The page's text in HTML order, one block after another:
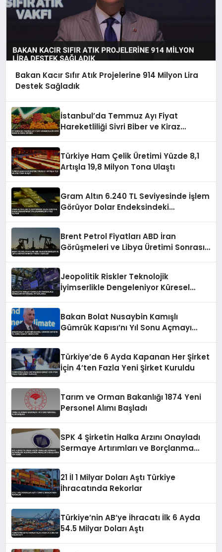
Bakan Kacır Sıfır Atık Projelerine 914 Milyon Lira
Destek Sağladık
İstanbul’da Temmuz Ayı Fiyat
Hareketliliği Sivri Biber ve Kiraz
Türkiye Ham Çelik Üretimi Yüzde 8,1
Artışla 19,8 Milyon Tona Ulaştı
Gram Altın 6.240 TL Seviyesinde İşlem
Görüyor Dolar Endeksindeki
Brent Petrol Fiyatları ABD İran
Görüşmeleri ve Libya Üretimi Sonrası
Jeopolitik Riskler Teknolojik
İyimserlikle Dengeleniyor Küresel
Bakan Bolat Nusaybin Kamışlı
Gümrük Kapısı’nı Yıl Sonu Açmayı
Türkiye’de 6 Ayda Kapanan Her Şirket
İçin 4’ten Fazla Yeni Şirket Kuruldu
Tarım ve Orman Bakanlığı 1874 Yeni
Personel Alımı Başladı
SPK 4 Şirketin Halka Arzını Onayladı
Sermaye Artırımları ve Borçlanma
21 İl 1 Milyar Doları Aştı Türkiye
İhracatında Rekorlar
Türkiye’nin AB’ye İhracatı İlk 6 Ayda
54.5 Milyar Doları Aştı